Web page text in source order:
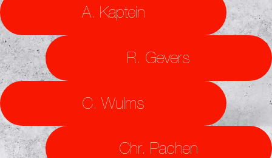
A. Kaptein
R. Gevers
C. Wulms
Chr. Pachen